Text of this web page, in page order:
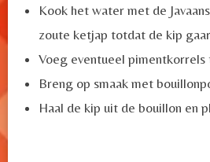
Kook het water met de
zoute ketjap totdat de kip
Voeg eventueel pimentkorrels
Breng op smaak met
Haal de kip uit de bouillon en